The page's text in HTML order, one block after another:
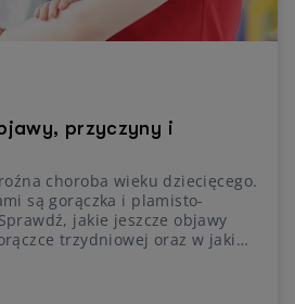
przyczyny i
choroba wieku dziecięcego.
są gorączka i plamisto-
jakie jeszcze objawy
trzydniowej oraz w jaki